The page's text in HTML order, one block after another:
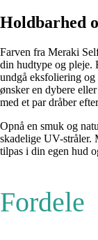
Holdbarhed
Farven fra Meraki
din hudtype og pleje.
undgå eksfoliering
ønsker en dybere
med et par dråber
Opnå en smuk og
skadelige UV-stråler.
tilpas i din egen hud
Fordele